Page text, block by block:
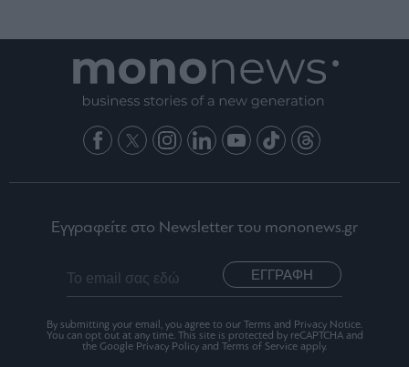
Εγγραφείτε στο Newsletter του mononews.gr
ΕΓΓΡΑΦΗ
By submitting your email, you agree to our Terms and Privacy Notice.
You can opt out at any time. This site is protected by reCAPTCHA and
the Google Privacy Policy and Terms of Service apply.